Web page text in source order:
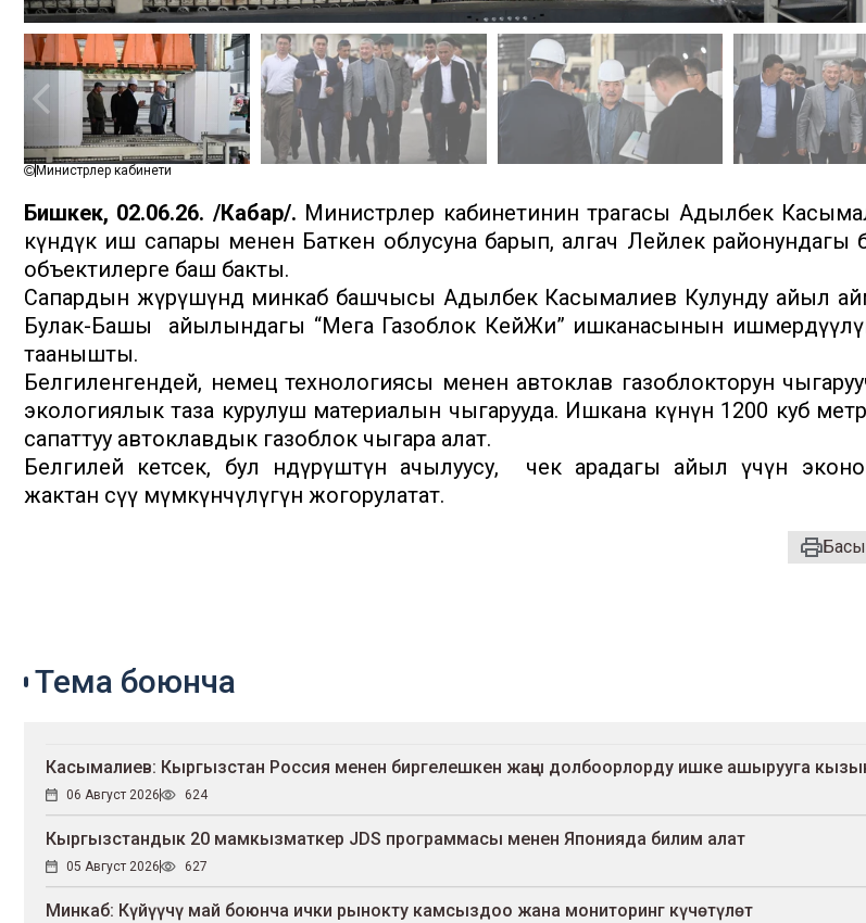
Министрлер кабинети
Бишкек, 02.06.26. /Кабар/. Министрлер кабинетинин төрагасы Адылбек
күндүк иш сапары менен Баткен облусуна барып, алгач Лейлек районундагы
объектилерге баш бакты.
Сапардын жүрүшүндө минкаб башчысы Адылбек Касымалиев Кулунду айыл
Булак-Башы айылындагы “Мега Газоблок КейЖи” ишканасынын
таанышты.
Белгиленгендей, немец технологиясы менен автоклав газоблокторун
экологиялык таза курулуш материалын чыгарууда. Ишкана күнүнө 1200 куб
сапаттуу автоклавдык газоблок чыгара алат.
Белгилей кетсек, бул өндүрүштүн ачылуусу, чек арадагы айыл үчүн
жактан өсүү мүмкүнчүлүгүн жогорулатат.
Тема боюнча
Касымалиев: Кыргызстан Россия менен биргелешкен жаңы долбоорлорду ишке ашырууга
06 Август 2026 624
Кыргызстандык 20 мамкызматкер JDS программасы менен Японияда билим алат
05 Август 2026 627
Минкаб: Күйүүчү май боюнча ички рынокту камсыздоо жана мониторинг күчөтүлөт